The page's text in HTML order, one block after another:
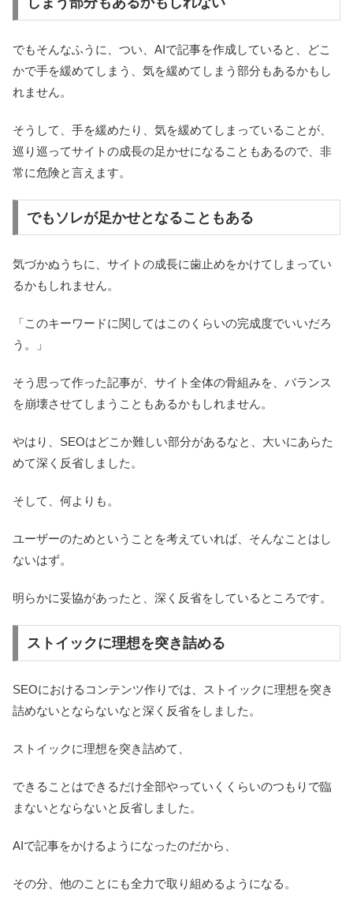
でもそんなふうに、つい、AIで記事を作成していると、どこ
かで手を緩めてしまう、気を緩めてしまう部分もあるかもし
れません。
そうして、手を緩めたり、気を緩めてしまっていることが、
巡り巡ってサイトの成長の足かせになることもあるので、非
常に危険と言えます。
でもソレが足かせとなることもある
気づかぬうちに、サイトの成長に歯止めをかけてしまってい
るかもしれません。
「このキーワードに関してはこのくらいの完成度でいいだろ
う。」
そう思って作った記事が、サイト全体の骨組みを、バランス
を崩壊させてしまうこともあるかもしれません。
やはり、SEOはどこか難しい部分があるなと、大いにあらた
めて深く反省しました。
そして、何よりも。
ユーザーのためということを考えていれば、そんなことはし
ないはず。
明らかに妥協があったと、深く反省をしているところです。
ストイックに理想を突き詰める
SEOにおけるコンテンツ作りでは、ストイックに理想を突き
詰めないとならないなと深く反省をしました。
ストイックに理想を突き詰めて、
できることはできるだけ全部やっていくくらいのつもりで臨
まないとならないと反省しました。
AIで記事をかけるようになったのだから、
その分、他のことにも全力で取り組めるようになる。